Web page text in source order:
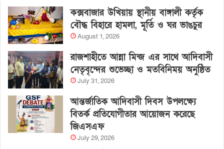
কক্সবাজার উখিয়ায় স্থানীয় বাঙ্গালী কর্তৃক
বৌদ্ধ বিহারে হামলা, মূর্তি ও ঘর ভাঙচুর
August 1, 2026
রাজশাহীতে আন্না মিন্জ এর সাথে আদিবাসী
নেতৃবৃন্দের শুভেচ্ছা ও মতবিনিময় অনুষ্ঠিত
July 31, 2026
আন্তর্জাতিক আদিবাসী দিবস উপলক্ষ্যে
বিতর্ক প্রতিযোগীতার আয়োজন করেছে
জিএসএফ
July 29, 2026